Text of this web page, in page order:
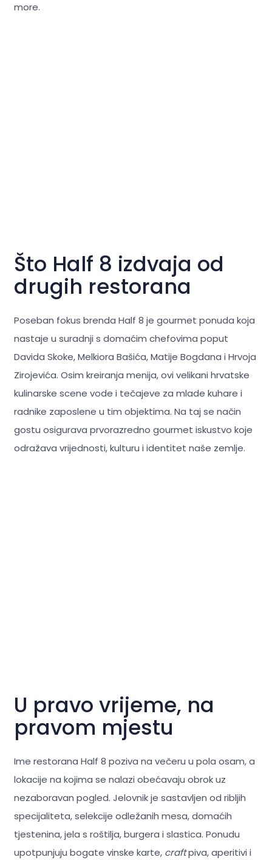
more.
Što Half 8 izdvaja od
drugih restorana
Poseban fokus brenda Half 8 je gourmet ponuda koja
nastaje u suradnji s domaćim chefovima poput
Davida Skoke, Melkiora Bašića, Matije Bogdana i Hrvoja
Zirojevića. Osim kreiranja menija, ovi velikani hrvatske
kulinarske scene vode i tečajeve za mlade kuhare i
radnike zaposlene u tim objektima. Na taj se način
gostu osigurava prvorazredno gourmet iskustvo koje
odražava vrijednosti, kulturu i identitet naše zemlje.
U pravo vrijeme, na
pravom mjestu
Ime restorana Half 8 poziva na večeru u pola osam, a
lokacije na kojima se nalazi obećavaju obrok uz
nezaboravan pogled. Jelovnik je sastavljen od ribljih
specijaliteta, selekcije odležanih mesa, domaćih
tjestenina, jela s roštilja, burgera i slastica. Ponudu
upotpunjuju bogate vinske karte, craftpiva, aperitivi i